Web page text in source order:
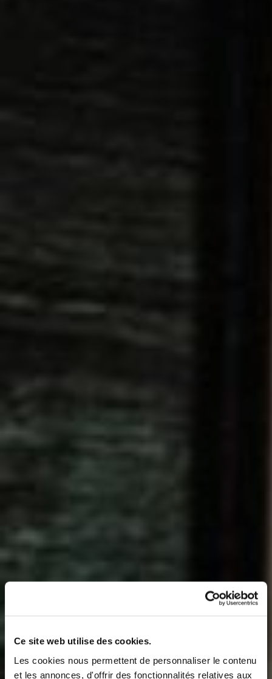
Ce site web utilise des cookies.
Les cookies nous permettent de personnaliser le contenu
et les annonces, d'offrir des fonctionnalités relatives aux